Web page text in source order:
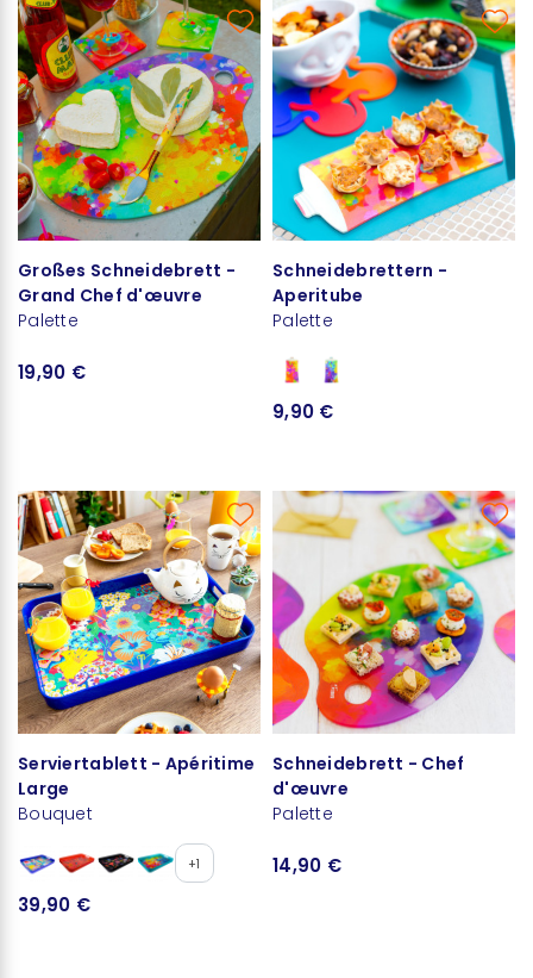
Großes Schneidebrett -
Grand Chef d'œuvre
Palette
19,90 €
Schneidebrettern -
Aperitube
Palette
9,90 €
Serviertablett - Apéritime
Large
Bouquet
+1
39,90 €
Schneidebrett - Chef
d'œuvre
Palette
14,90 €